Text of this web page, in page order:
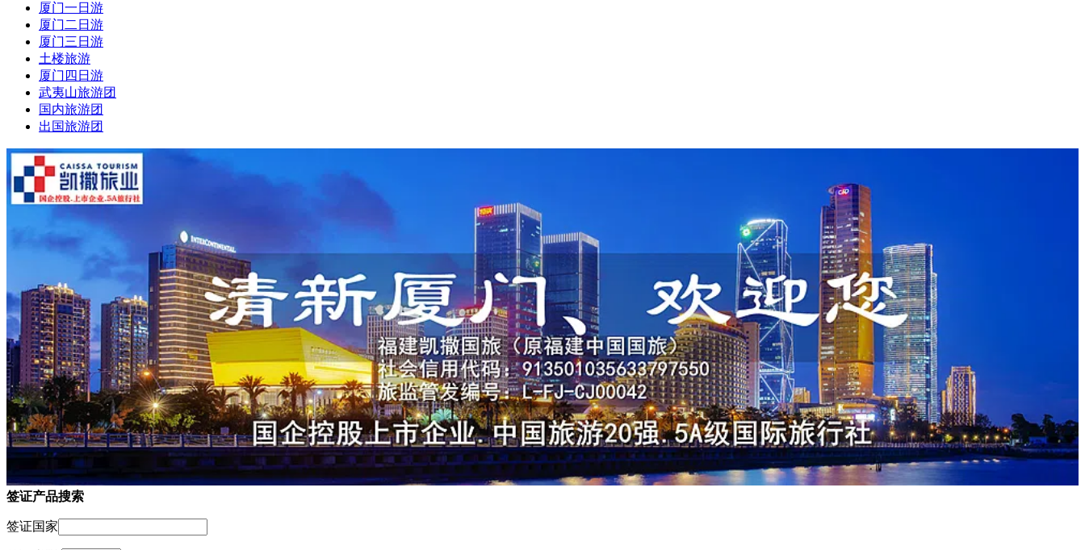
厦门一日游
厦门二日游
厦门三日游
土楼旅游
厦门四日游
武夷山旅游团
国内旅游团
出国旅游团
签证产品搜索
签证国家